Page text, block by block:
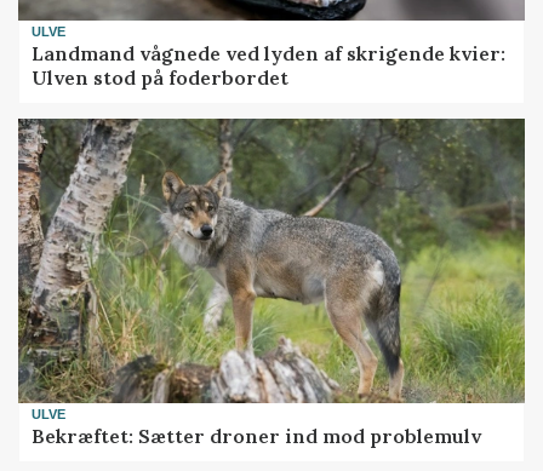
ULVE
Landmand vågnede ved lyden af skrigende kvier:
Ulven stod på foderbordet
ULVE
Bekræftet: Sætter droner ind mod problemulv